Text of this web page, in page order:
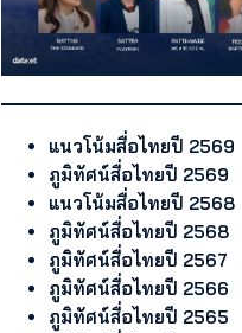
แนวโน้มสื่อไทยปี 2569
ภูมิทัศน์สื่อไทยปี 2569
แนวโน้มสื่อไทยปี 2568
ภูมิทัศน์สื่อไทยปี 2568
ภูมิทัศน์สื่อไทยปี 2567
ภูมิทัศน์สื่อไทยปี 2566
ภูมิทัศน์สื่อไทยปี 2565